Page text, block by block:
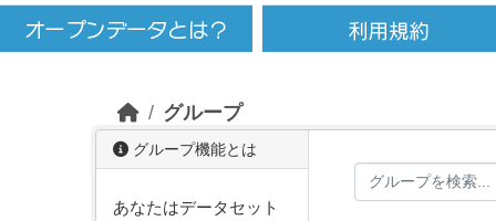
グループ
グループ機能とは
あなたはデータセット